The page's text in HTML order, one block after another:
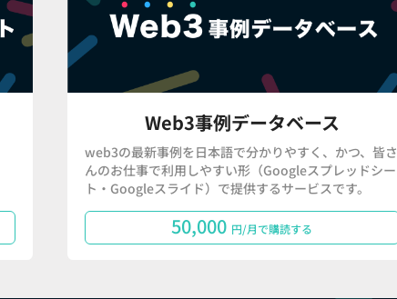
Web3事例データベース
web3の最新事例を日本語で分かりやすく、かつ、皆さ
んのお仕事で利用しやすい形（Googleスプレッドシー
ト・Googleスライド）で提供するサービスです。
50,000 円/月で購読する